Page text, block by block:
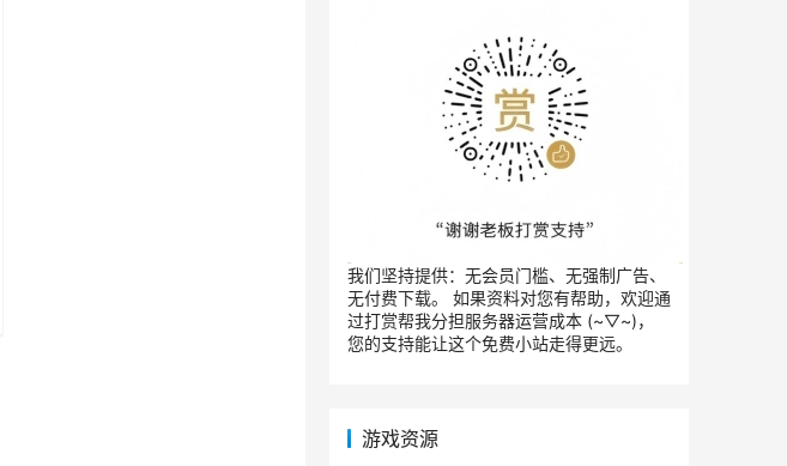
我们坚持提供：无会员门槛、无强制广告、
无付费下载。 如果资料对您有帮助，欢迎通
过打赏帮我分担服务器运营成本 (~▽~)，
您的支持能让这个免费小站走得更远。
游戏资源